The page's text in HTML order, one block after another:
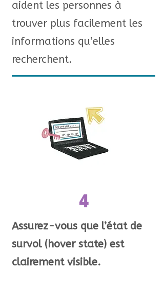
aident les personnes à
trouver plus facilement les
informations qu’elles
recherchent.
4
Assurez-vous que l’état de
survol (hover state) est
clairement visible.